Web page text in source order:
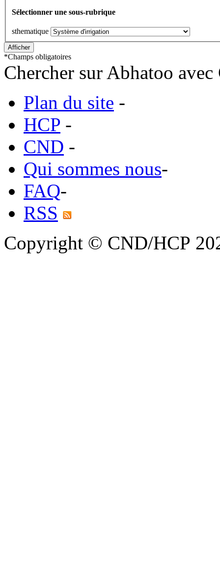
Sélectionner une sous-rubrique
sthematique
*Champs obligatoires
Chercher sur Abhatoo
Plan du site -
HCP -
CND -
Qui sommes nous-
FAQ-
RSS
Copyright © CND/HCP